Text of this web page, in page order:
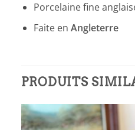
Porcelaine fine
Faite en Angleterre
PRODUITS